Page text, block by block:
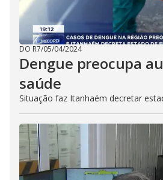
DO R7/05/04/2024
Dengue preocupa
saúde
Situação faz Itanhaém decretar